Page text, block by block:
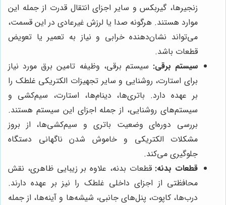
زنجیرها، گیربکس و سایر اجزای انتقال قدرت از جمله این
موارد هستند. هرگونه صدا یا لرزش غیرعادی در این قسمت،
می‌تواند نشان‌دهنده خرابی و نیاز به تعمیر یا تعویض
قطعات باشد.
سیستم برقی: سیستم برقی، وظیفه تامین برق مورد نیاز
برای استارت، روشنایی و سایر تجهیزات الکتریکی غلطک را
بر عهده دارد. باتری‌ها، دینام‌ها، استارت، سیم‌کشی و
سیستم‌های روشنایی، از جمله اجزای این سیستم هستند.
بررسی دوره‌ای وضعیت باتری و سیم‌کشی‌ها، از بروز
مشکلات الکتریکی و خاموش شدن ناگهانی دستگاه
جلوگیری می‌کند.
قطعات بدنه: قطعات بدنه، علاوه بر زیبایی ظاهری، نقش
محافظتی از اجزای داخلی غلطک را نیز بر عهده دارند.
درب‌ها، کاپوت، پنل‌های جانبی، شیشه‌ها و آینه‌ها، از جمله